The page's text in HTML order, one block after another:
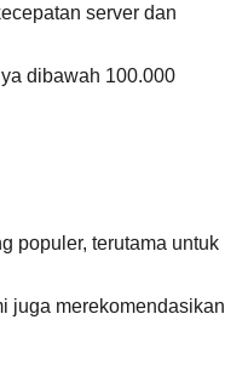
server dan
dibawah 100.000
populer, terutama untuk
juga merekomendasikan